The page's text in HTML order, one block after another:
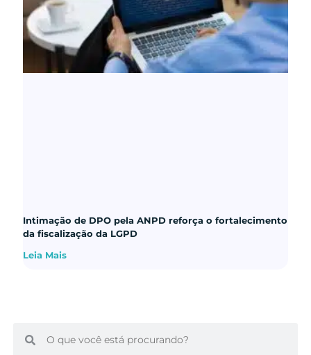
Intimação de DPO pela ANPD reforça o fortalecimento
da fiscalização da LGPD
Leia Mais